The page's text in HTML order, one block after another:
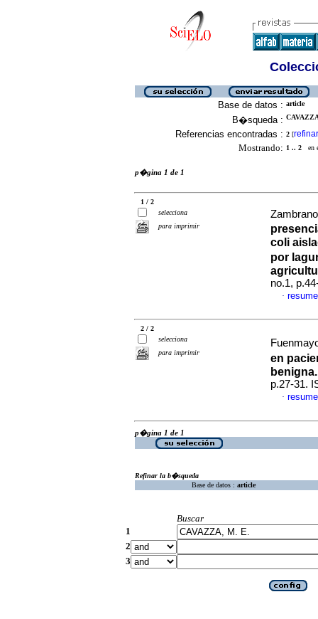
Base de datos : article
B�squeda :
Referencias encontradas : 2 [refinar
Mostrando: 1 .. 2 en
p�gina 1 de 1
1 / 2
selecciona
para imprimir
coli
por
no.1,
·
2 / 2
selecciona
para imprimir
en
benigna.
p.27-31.
·
p�gina 1 de 1
Refinar la b�squeda
Base de datos : article
Buscar
1
2
3